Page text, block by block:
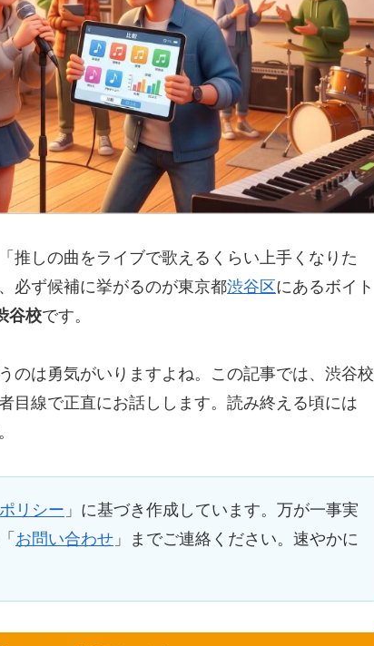
推しの曲をライブで歌えるくらい上手くなりた
必ず候補に挙がるのが東京都渋谷区 にあるボイト
谷校です。
のは勇気がいりますよね。この記事では、渋谷校
目線で正直にお話しします。読み終える頃には
リシー 」に基づき作成しています。万が一事実
お問い合わせ 」までご連絡ください。速やかに